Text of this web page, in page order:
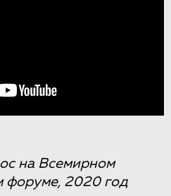
на Всемирном
форуме, 2020 год